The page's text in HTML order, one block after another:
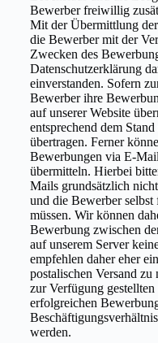
Bewerber freiwillig
Mit der Übermittlung
die Bewerber mit der
Zwecken des
Datenschutzerklärung
einverstanden. Sofern
Bewerber ihre
auf unserer Website
entsprechend dem
übertragen. Ferner
Bewerbungen via E-Mail
übermitteln. Hierbei
Mails grundsätzlich
und die Bewerber selbst
müssen. Wir können
Bewerbung zwischen
auf unserem Server
empfehlen daher eher
postalischen Versand
zur Verfügung
erfolgreichen
werden.